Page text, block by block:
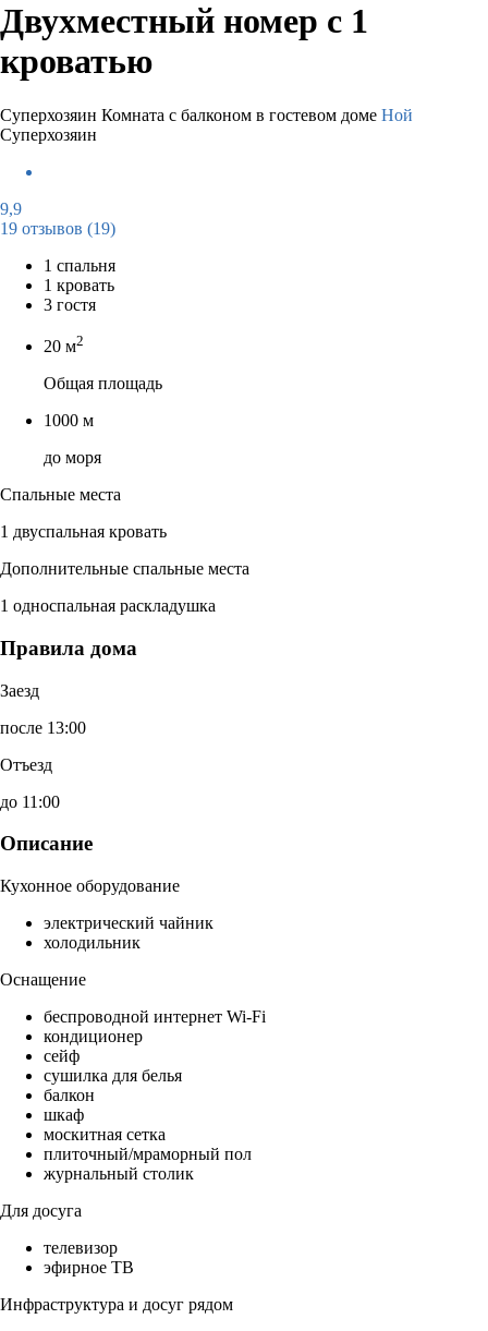
Двухместный номер с 1
кроватью
Суперхозяин Комната с балконом в гостевом доме Ной
Суперхозяин
9,9
19 отзывов (19)
1 спальня
1 кровать
3 гостя
20 м2
Общая площадь
1000 м
до моря
Спальные места
1 двуспальная кровать
Дополнительные спальные места
1 односпальная раскладушка
Правила дома
Заезд
после 13:00
Отъезд
до 11:00
Описание
Кухонное оборудование
электрический чайник
холодильник
Оснащение
беспроводной интернет Wi-Fi
кондиционер
сейф
сушилка для белья
балкон
шкаф
москитная сетка
плиточный/мраморный пол
журнальный столик
Для досуга
телевизор
эфирное ТВ
Инфраструктура и досуг рядом